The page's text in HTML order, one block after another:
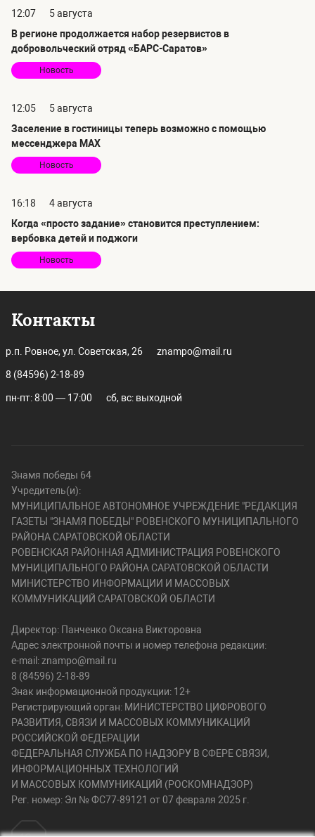
12:07
5 августа
В регионе продолжается набор резервистов в
добровольческий отряд «БАРС-Саратов»
Новость
12:05
5 августа
Заселение в гостиницы теперь возможно с помощью
мессенджера MAX
Новость
16:18
4 августа
Когда «просто задание» становится преступлением:
вербовка детей и поджоги
Новость
Контакты
р.п. Ровное, ул. Советская, 26 znampo@mail.ru
8 (84596) 2-18-89
пн-пт: 8:00 — 17:00 сб, вс: выходной
Знамя победы 64
Учредитель(и):
МУНИЦИПАЛЬНОЕ АВТОНОМНОЕ УЧРЕЖДЕНИЕ "РЕДАКЦИЯ
ГАЗЕТЫ "ЗНАМЯ ПОБЕДЫ" РОВЕНСКОГО МУНИЦИПАЛЬНОГО
РАЙОНА САРАТОВСКОЙ ОБЛАСТИ
РОВЕНСКАЯ РАЙОННАЯ АДМИНИСТРАЦИЯ РОВЕНСКОГО
МУНИЦИПАЛЬНОГО РАЙОНА САРАТОВСКОЙ ОБЛАСТИ
МИНИСТЕРСТВО ИНФОРМАЦИИ И МАССОВЫХ
КОММУНИКАЦИЙ САРАТОВСКОЙ ОБЛАСТИ
Директор: Панченко Оксана Викторовна
Адрес электронной почты и номер телефона редакции:
e-mail: znampo@mail.ru
8 (84596) 2-18-89
Знак информационной продукции: 12+
Регистрирующий орган: МИНИСТЕРСТВО ЦИФРОВОГО
РАЗВИТИЯ, СВЯЗИ И МАССОВЫХ КОММУНИКАЦИЙ
РОССИЙСКОЙ ФЕДЕРАЦИИ
ФЕДЕРАЛЬНАЯ СЛУЖБА ПО НАДЗОРУ В СФЕРЕ СВЯЗИ,
ИНФОРМАЦИОННЫХ ТЕХНОЛОГИЙ
И МАССОВЫХ КОММУНИКАЦИЙ (РОСКОМНАДЗОР)
Рег. номер: Эл № ФС77-89121 от 07 февраля 2025 г.